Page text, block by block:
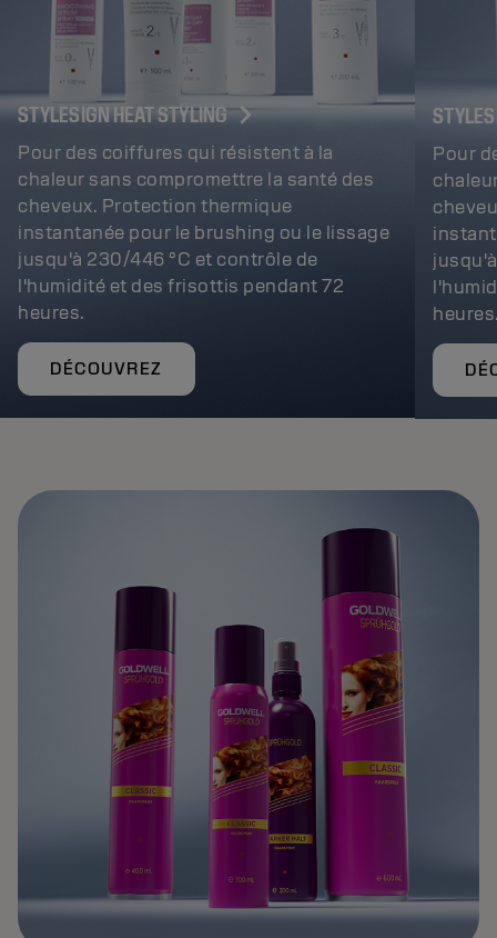
STYLESIGN HEAT STYLING
Pour des coiffures qui résistent à la
chaleur sans compromettre la santé des
cheveux. Protection thermique
instantanée pour le brushing ou le lissage
jusqu'à 230/446 °C et contrôle de
l'humidité et des frisottis pendant 72
heures.
DÉCOUVREZ
Pour